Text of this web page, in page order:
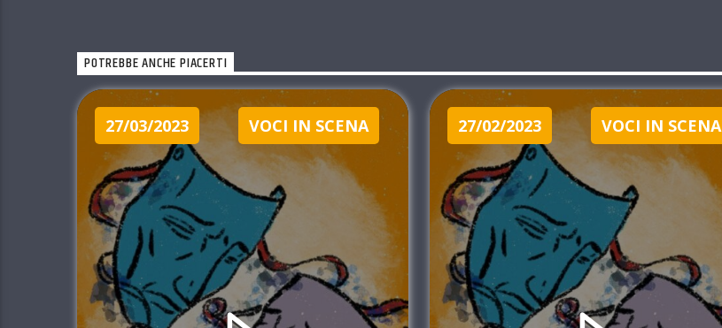
POTREBBE ANCHE PIACERTI
27/03/2023 VOCI IN SCENA 27/02/2023 VOCI IN SCENA